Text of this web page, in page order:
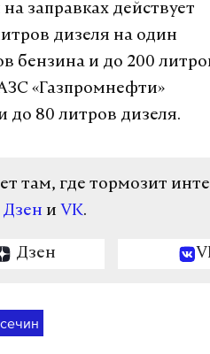
заправках действует
дизеля на один
бензина и до 200
«Газпромнефти»
до 80 литров дизеля.
там, где тормозит
Дзен и VK.
Дзен
сечин